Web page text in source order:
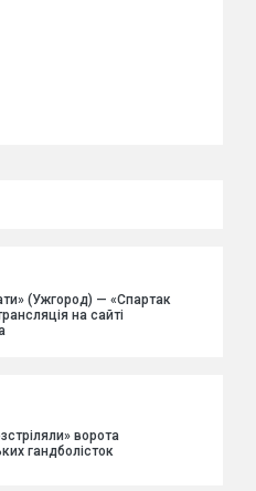
(Ужгород) — «Спартак
на сайті
ворота
гандболісток